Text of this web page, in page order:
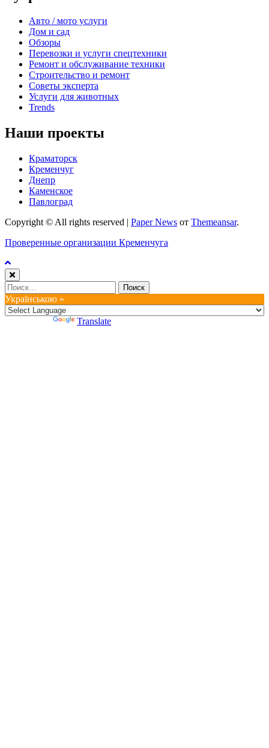
Авто / мото услуги
Дом и сад
Обзоры
Перевозки и услуги спецтехники
Ремонт и обслуживание техники
Строительство и ремонт
Советы эксперта
Услуги для животных
Trends
Наши проекты
Краматорск
Кременчуг
Днепр
Каменское
Павлоград
Copyright © All rights reserved | Paper News от Themeansar.
Проверенные организации Кременчуга
Найти:
Українською »
Translate